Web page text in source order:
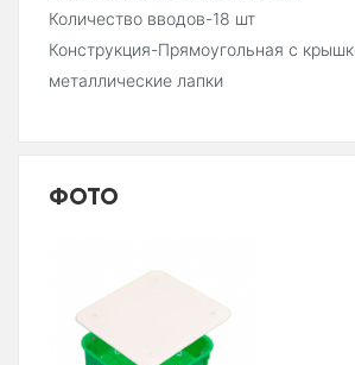
Количество вводов-18 шт
Конструкция-Прямоугольная с
металлические лапки
ФОТО